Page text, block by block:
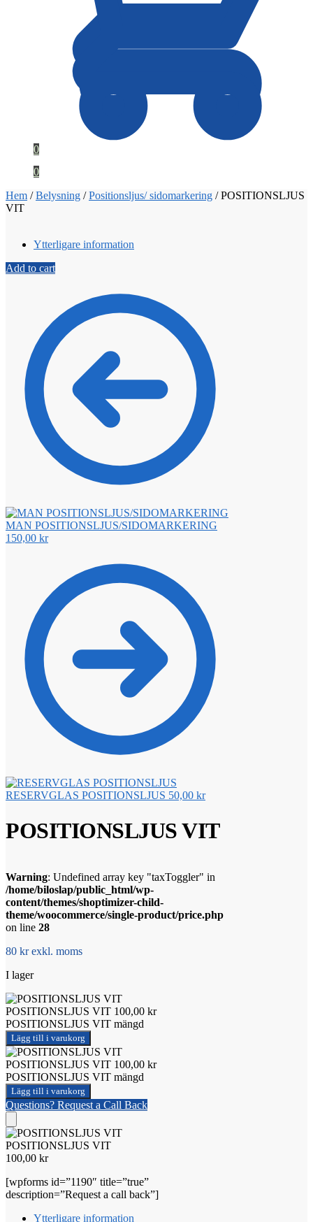
0
0
Hem /Belysning /Positionsljus/ sidomarkering /POSITIONSLJUS
VIT
Ytterligare information
Add to cart
MAN POSITIONSLJUS/SIDOMARKERING
150,00 kr
RESERVGLAS POSITIONSLJUS 50,00 kr
POSITIONSLJUS VIT
Warning: Undefined array key "taxToggler" in
/home/biloslap/public_html/wp-
content/themes/shoptimizer-child-
theme/woocommerce/single-product/price.php
on line 28
80 kr exkl. moms
I lager
POSITIONSLJUS VIT 100,00 kr
POSITIONSLJUS VIT mängd
Lägg till i varukorg
POSITIONSLJUS VIT 100,00 kr
POSITIONSLJUS VIT mängd
Lägg till i varukorg
Questions? Request a Call Back
POSITIONSLJUS VIT
100,00 kr
[wpforms id=”1190″ title=”true”
description=”Request a call back”]
Ytterligare information